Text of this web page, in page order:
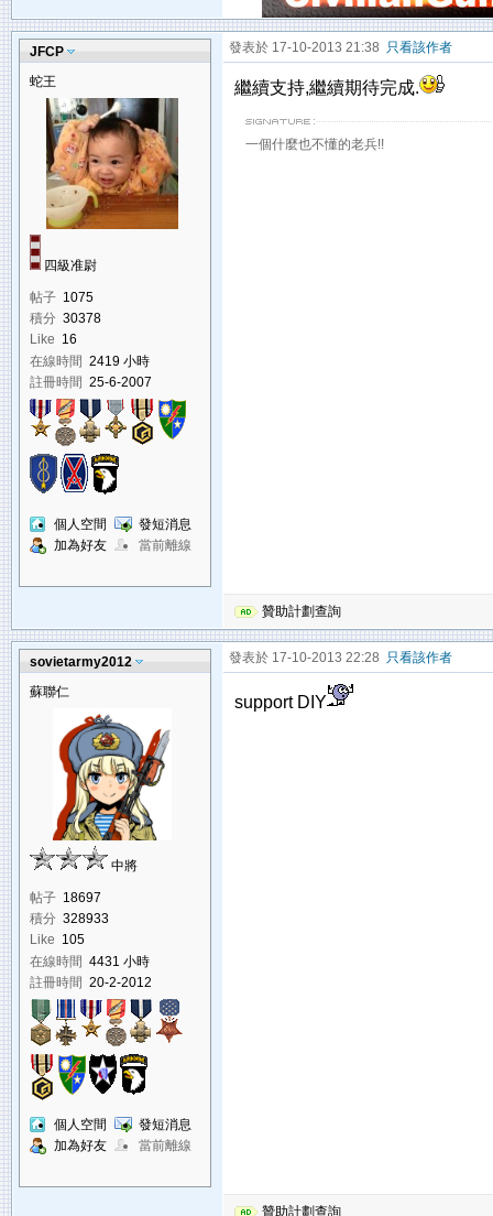
JFCP
蛇王
四級准尉
帖子 1075
積分 30378
Like 16
在線時間 2419 小時
註冊時間 25-6-2007
個人空間
發短消息
加為好友
當前離線
發表於 17-10-2013 21:38 只看該作者
繼續支持,繼續期待完成.
一個什麼也不懂的老兵!!
贊助計劃查詢
sovietarmy2012
蘇聯仁
中將
帖子 18697
積分 328933
Like 105
在線時間 4431 小時
註冊時間 20-2-2012
個人空間
發短消息
加為好友
當前離線
發表於 17-10-2013 22:28 只看該作者
support DIY
贊助計劃查詢